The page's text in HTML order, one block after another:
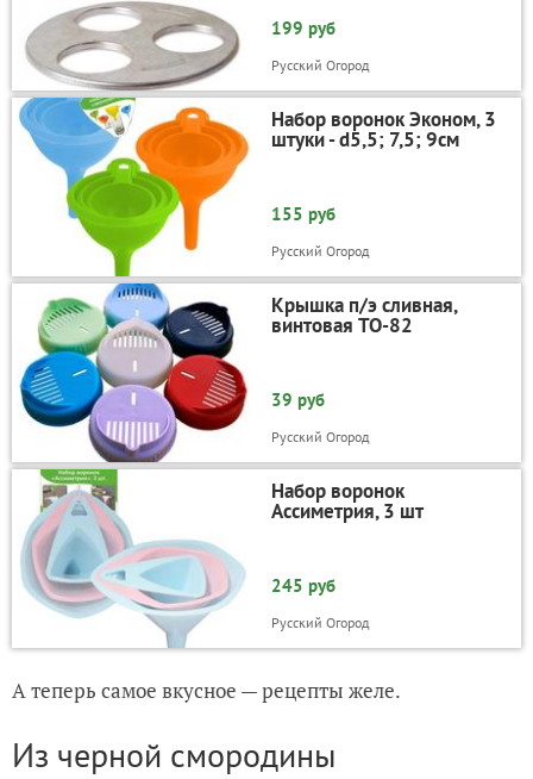
199 руб
Русский Огород
Набор воронок Эконом, 3
штуки - d5,5; 7,5; 9см
155 руб
Русский Огород
Крышка п/э сливная,
винтовая ТО-82
39 руб
Русский Огород
Набор воронок
Ассиметрия, 3 шт
245 руб
Русский Огород
А теперь самое вкусное — рецепты желе.
Из черной смородины